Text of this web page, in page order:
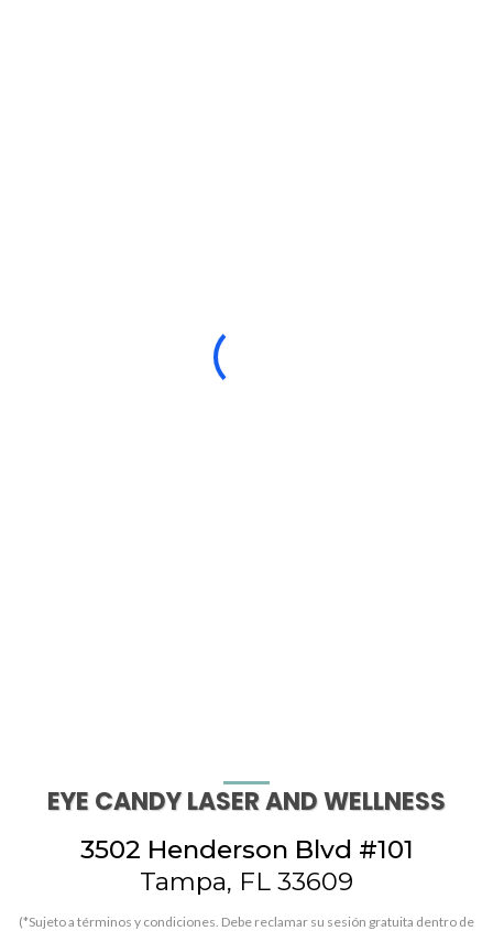
EYE CANDY LASER AND WELLNESS
3502 Henderson Blvd #101
Tampa, FL 33609
(*Sujeto a términos y condiciones. Debe reclamar su sesión gratuita dentro de